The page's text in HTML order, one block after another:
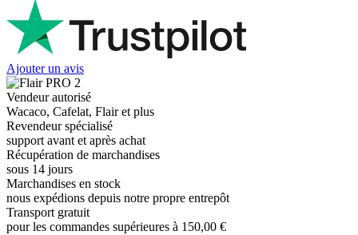
Ajouter un avis
Vendeur autorisé
Wacaco, Cafelat, Flair et plus
Revendeur spécialisé
support avant et après achat
Récupération de marchandises
sous 14 jours
Marchandises en stock
nous expédions depuis notre propre entrepôt
Transport gratuit
pour les commandes supérieures à 150,00 €